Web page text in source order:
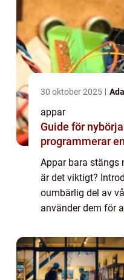
30 oktober 2025
appar
Guide för
programmerar
Appar bara stängs
är det viktigt?
oumbärlig del av
använder dem för
roa oss. Men